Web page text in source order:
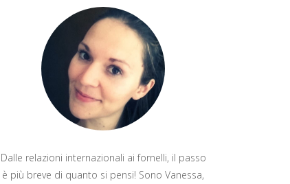
Dalle relazioni internazionali ai fornelli, il passo
è più breve di quanto si pensi! Sono Vanessa,